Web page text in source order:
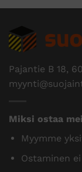
Pajantie B 18,
Miksi ostaa
Myymme
Ostaminen